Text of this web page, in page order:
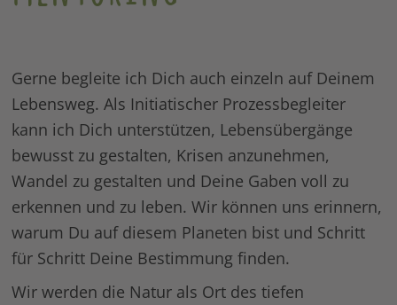
Gerne begleite ich Dich auch einzeln auf Deinem
Lebensweg. Als Initiatischer Prozessbegleiter
kann ich Dich unterstützen, Lebensübergänge
bewusst zu gestalten, Krisen anzunehmen,
Wandel zu gestalten und Deine Gaben voll zu
erkennen und zu leben. Wir können uns erinnern,
warum Du auf diesem Planeten bist und Schritt
für Schritt Deine Bestimmung finden.
Wir werden die Natur als Ort des tiefen